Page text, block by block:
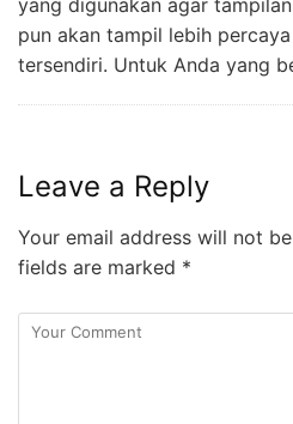
pun akan tampil lebih
tersendiri. Untuk Anda yang
Leave a Reply
Your email address will not
fields are marked *